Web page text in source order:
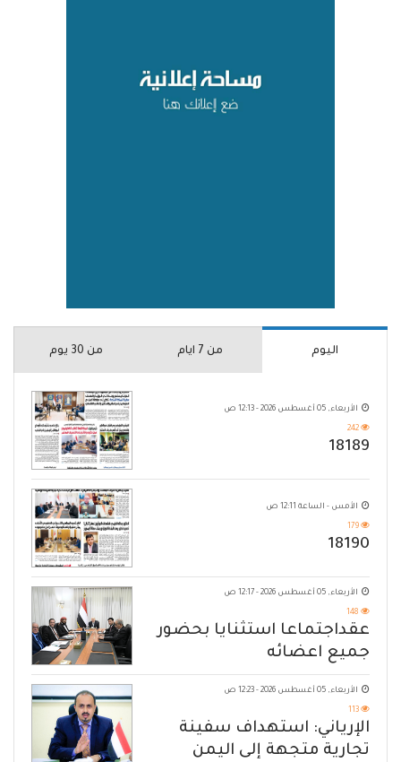
اليوم من 7 ايام من 30 يوم
الأربعاء, 05 أغسطس 2026 - 12:13 ص
242
18189
الأمس - الساعة 12:11 ص
179
18190
الأربعاء, 05 أغسطس 2026 - 12:17 ص
148
عقداجتماعا استثنايا بحضور
جميع اعضائه
الأربعاء, 05 أغسطس 2026 - 12:23 ص
113
الإرياني: استهداف سفينة
تجارية متجهة إلى اليمن